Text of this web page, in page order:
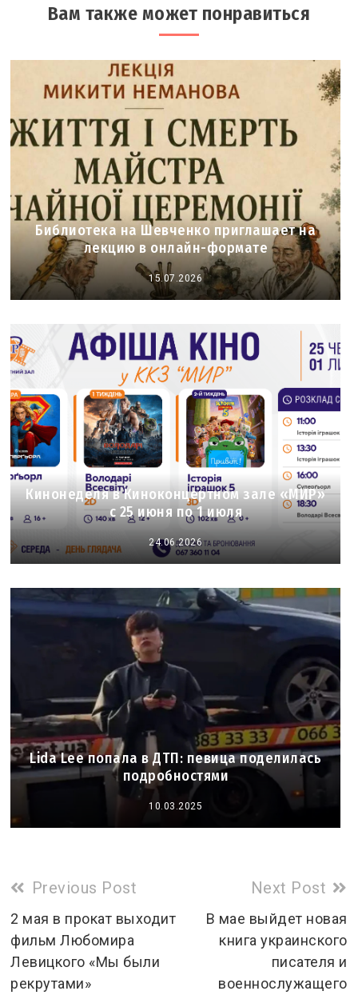
Вам также может понравиться
Библиотека на Шевченко приглашает на
лекцию в онлайн-формате
15.07.2026
Кинонеделя в Киноконцертном зале «МИР»
с 25 июня по 1 июля
24.06.2026
Lida Lee попала в ДТП: певица поделилась
подробностями
10.03.2025
Read
more
articles
Previous Post
2 мая в прокат выходит
фильм Любомира
Левицкого «Мы были
рекрутами»
Next Post
В мае выйдет новая
книга украинского
писателя и
военнослужащего